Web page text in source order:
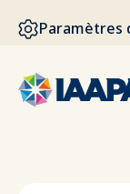
ALLER AU
Paramètres